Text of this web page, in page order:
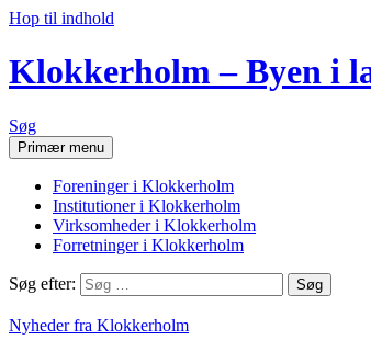
Hop til indhold
Klokkerholm – Byen i
Søg
Primær menu
Foreninger i Klokkerholm
Institutioner i Klokkerholm
Virksomheder i Klokkerholm
Forretninger i Klokkerholm
Søg efter:
Nyheder fra Klokkerholm